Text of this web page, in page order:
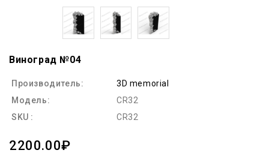
Виноград №04
Производитель:
3D memorial
Модель:
CR32
SKU :
CR32
2200.00₽